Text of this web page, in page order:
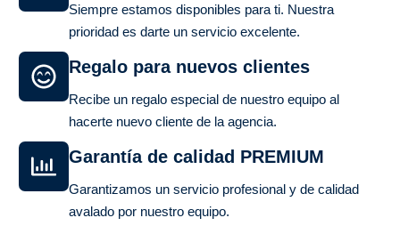
Siempre estamos disponibles para ti. Nuestra
prioridad es darte un servicio excelente.
Regalo para nuevos clientes
Recibe un regalo especial de nuestro equipo al
hacerte nuevo cliente de la agencia.
Garantía de calidad PREMIUM
Garantizamos un servicio profesional y de calidad
avalado por nuestro equipo.